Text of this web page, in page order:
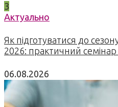
3
Актуально
Як підготуватися до
2026: практичний семінар
06.08.2026